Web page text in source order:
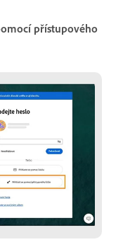
přístupového